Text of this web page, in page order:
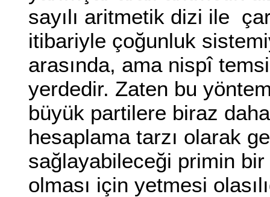
sayılı aritmetik dizi ile
itibariyle çoğunluk
arasında, ama nispî
yerdedir. Zaten bu
büyük partilere biraz
hesaplama tarzı olarak
sağlayabileceği primin
olması için yetmesi